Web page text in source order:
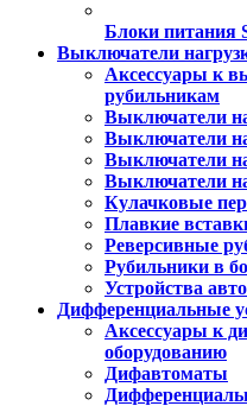
Блоки питания
Выключатели
Аксессуары к
рубильникам
Выключатели
Выключатели
Выключатели
Выключатели
Кулачковые
Плавкие
Реверсивные
Рубильники в
Устройства
Дифференциальные
Аксессуары к
оборудованию
Дифавтоматы